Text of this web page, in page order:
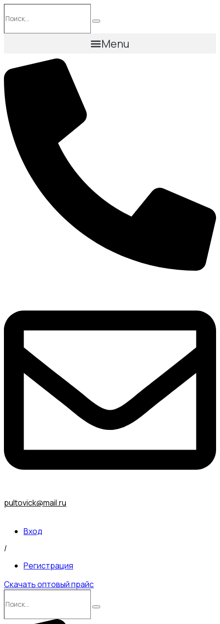
к
содержимому
Поиск
Menu
pultovick@mail.ru
Вход
/
Регистрация
Скачать оптовый прайс
Поиск